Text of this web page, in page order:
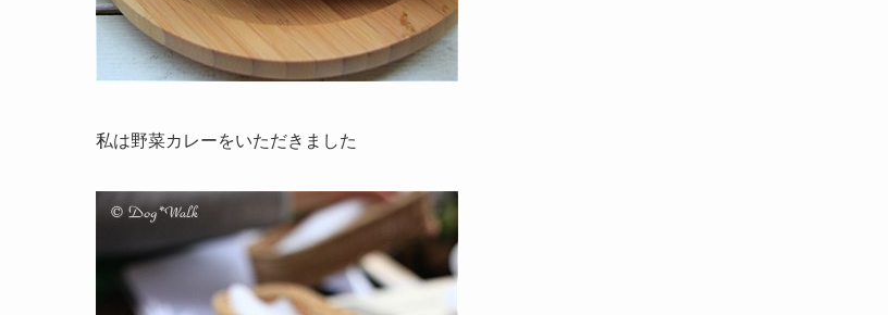
私は野菜カレーをいただきました